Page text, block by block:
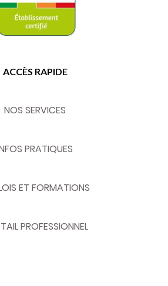
ACCÈS RAPIDE
NOS SERVICES
PRATIQUES
ET FORMATIONS
PROFESSIONNEL